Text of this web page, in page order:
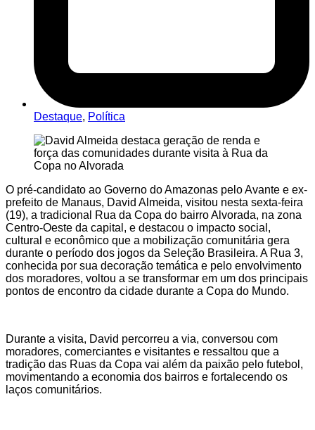
Destaque, Política
O pré-candidato ao Governo do Amazonas pelo Avante e ex-
prefeito de Manaus, David Almeida, visitou nesta sexta-feira
(19), a tradicional Rua da Copa do bairro Alvorada, na zona
Centro-Oeste da capital, e destacou o impacto social,
cultural e econômico que a mobilização comunitária gera
durante o período dos jogos da Seleção Brasileira. A Rua 3,
conhecida por sua decoração temática e pelo envolvimento
dos moradores, voltou a se transformar em um dos principais
pontos de encontro da cidade durante a Copa do Mundo.
Durante a visita, David percorreu a via, conversou com
moradores, comerciantes e visitantes e ressaltou que a
tradição das Ruas da Copa vai além da paixão pelo futebol,
movimentando a economia dos bairros e fortalecendo os
laços comunitários.